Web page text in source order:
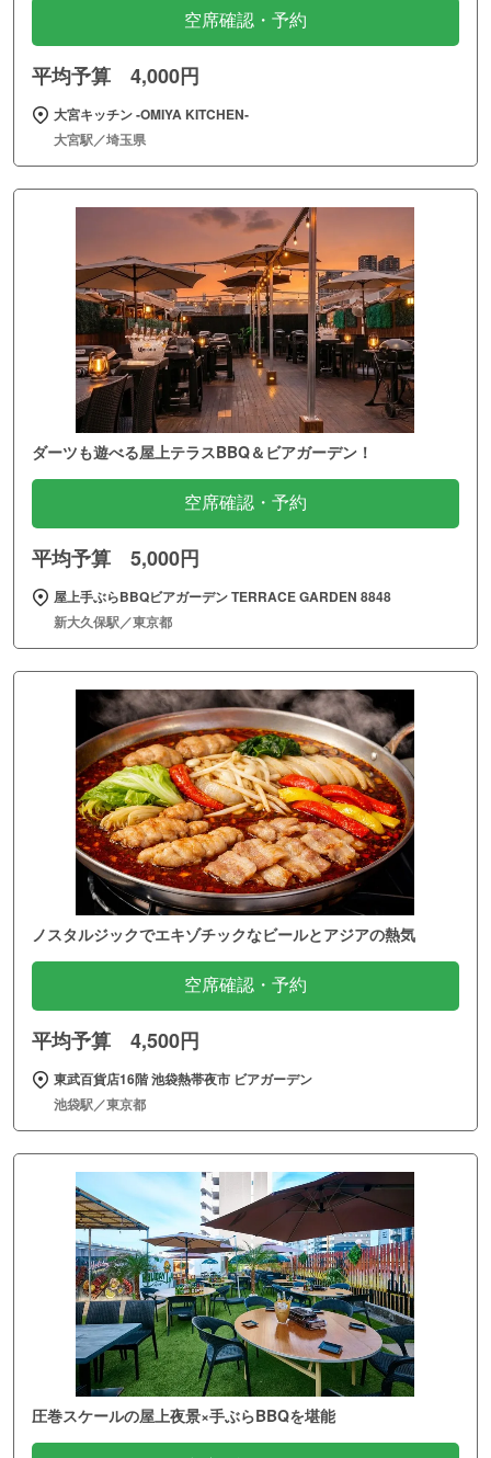
空席確認・予約
平均予算 4,000円
大宮キッチン ‐OMIYA KITCHEN‐
大宮駅／埼玉県
ダーツも遊べる屋上テラスBBQ＆ビアガーデン！
空席確認・予約
平均予算 5,000円
屋上手ぶらBBQビアガーデン TERRACE GARDEN 8848
新大久保駅／東京都
ノスタルジックでエキゾチックなビールとアジアの熱気
空席確認・予約
平均予算 4,500円
東武百貨店16階 池袋熱帯夜市 ビアガーデン
池袋駅／東京都
圧巻スケールの屋上夜景×手ぶらBBQを堪能